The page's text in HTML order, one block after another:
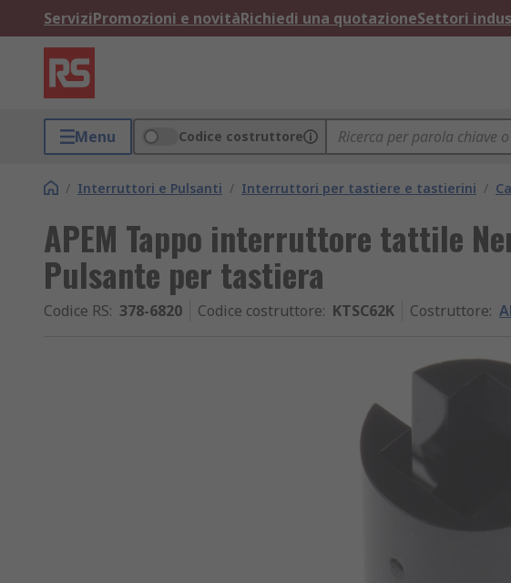
ServiziPromozioni e novitàRichiedi una quotazioneSettori
Menu Codice costruttore
/ Interruttori e Pulsanti / Interruttori per tastiere e tastierini /
APEM Tappo interruttore tattile
Pulsante per tastiera
Codice RS: 378-6820 Codice costruttore: KTSC62K Costruttore: